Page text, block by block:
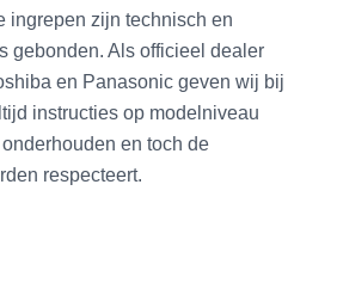
ingrepen zijn technisch en
gebonden. Als officieel dealer
en Panasonic geven wij bij
instructies op modelniveau
en toch de
respecteert.